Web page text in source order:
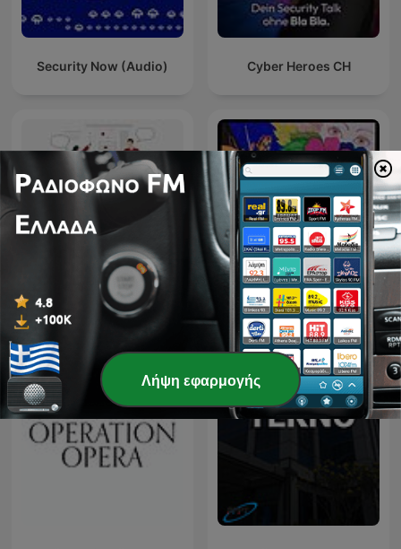
Security Now (Audio) Cyber Heroes CH
Θέματα περί ανάλυσης
Radio Pirata la Radio nella
Radio
Λήψη εφαρμογής